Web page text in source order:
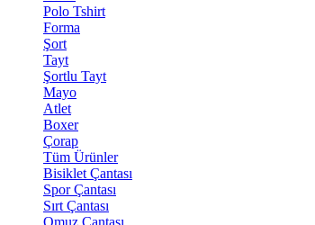
Polo Tshirt
Forma
Şort
Tayt
Şortlu Tayt
Mayo
Atlet
Boxer
Çorap
Tüm Ürünler
Bisiklet Çantası
Spor Çantası
Sırt Çantası
Omuz Çantası